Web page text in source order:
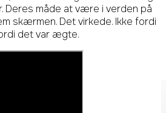
Deres måde at være i verden på
skærmen. Det virkede. Ikke fordi
det var ægte.